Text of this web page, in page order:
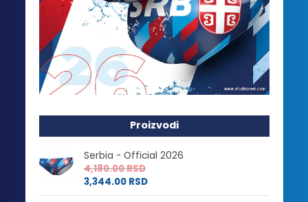
Proizvodi
Serbia - Official 2026
4,180.00RSD
3,344.00 RSD